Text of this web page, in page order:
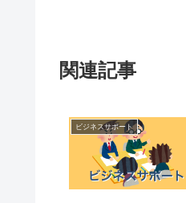
関連記事
ビジネスサポート